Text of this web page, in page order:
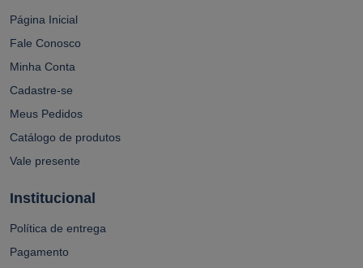
Página Inicial
Fale Conosco
Minha Conta
Cadastre-se
Meus Pedidos
Catálogo de produtos
Vale presente
Institucional
Política de entrega
Pagamento